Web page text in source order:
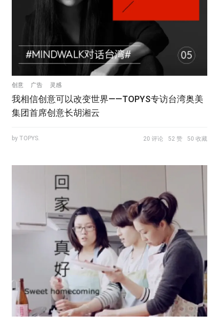
创意 广告 灵感
我相信创意可以改变世界——TOPYS专访台湾奥美
集团首席创意长胡湘云
by TOPYS. 20 评论 52 赞 50 收藏